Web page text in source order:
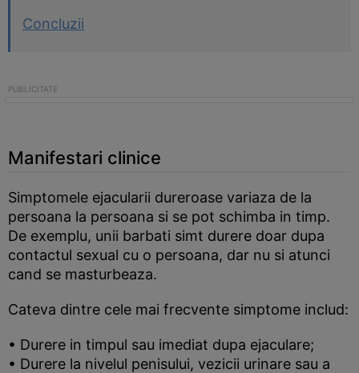
Concluzii
Manifestari clinice
Simptomele ejacularii dureroase variaza de la
persoana la persoana si se pot schimba in timp.
De exemplu, unii barbati simt durere doar dupa
contactul sexual cu o persoana, dar nu si atunci
cand se masturbeaza.
Cateva dintre cele mai frecvente simptome includ:
• Durere in timpul sau imediat dupa ejaculare;
• Durere la nivelul penisului, vezicii urinare sau a